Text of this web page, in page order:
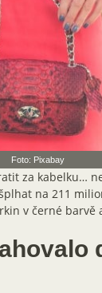
Foto: Pixabay
za kabelku…
na 211
v černé barvě